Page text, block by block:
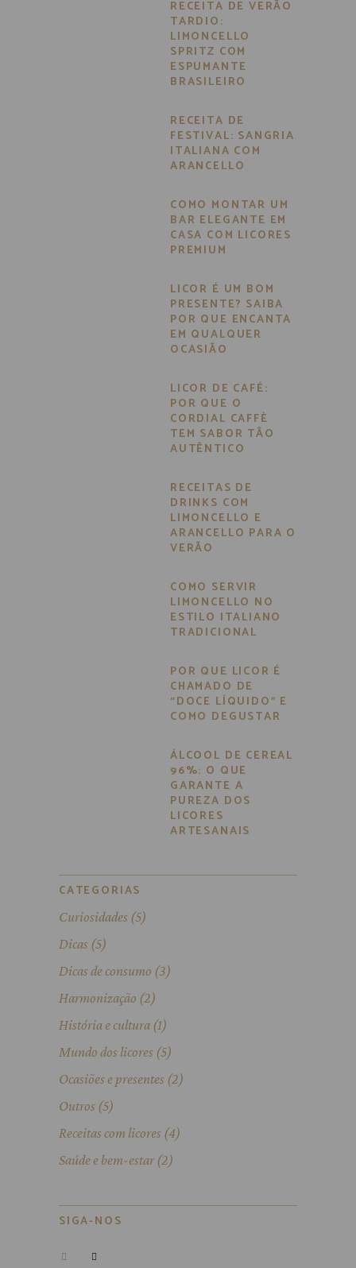
RECEITA DE VERÃO
TARDIO:
LIMONCELLO
SPRITZ COM
ESPUMANTE
BRASILEIRO
RECEITA DE
FESTIVAL: SANGRIA
ITALIANA COM
ARANCELLO
COMO MONTAR UM
BAR ELEGANTE EM
CASA COM LICORES
PREMIUM
LICOR É UM BOM
PRESENTE? SAIBA
POR QUE ENCANTA
EM QUALQUER
OCASIÃO
LICOR DE CAFÉ:
POR QUE O
CORDIAL CAFFÈ
TEM SABOR TÃO
AUTÊNTICO
RECEITAS DE
DRINKS COM
LIMONCELLO E
ARANCELLO PARA O
VERÃO
COMO SERVIR
LIMONCELLO NO
ESTILO ITALIANO
TRADICIONAL
POR QUE LICOR É
CHAMADO DE
“DOCE LÍQUIDO” E
COMO DEGUSTAR
ÁLCOOL DE CEREAL
96%: O QUE
GARANTE A
PUREZA DOS
LICORES
ARTESANAIS
CATEGORIAS
Curiosidades (5)
Dicas (5)
Dicas de consumo (3)
Harmonização (2)
História e cultura (1)
Mundo dos licores (5)
Ocasiões e presentes (2)
Outros (5)
Receitas com licores (4)
Saúde e bem-estar(2)
SIGA-NOS